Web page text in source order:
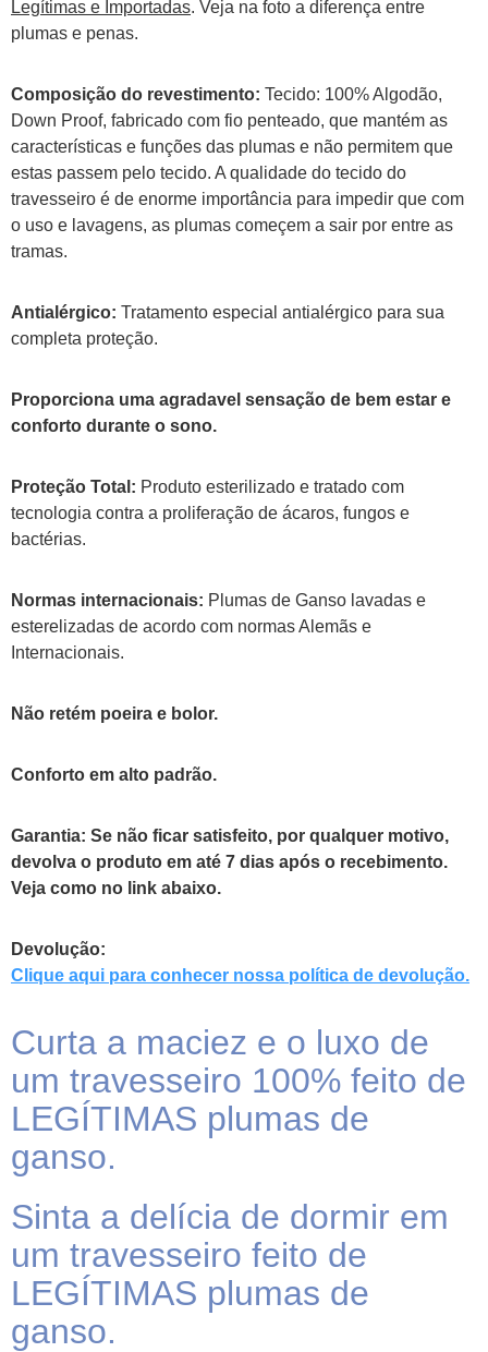
Legítimas e Importadas. Veja na foto a diferença entre
plumas e penas.
Composição do revestimento: Tecido: 100% Algodão,
Down Proof, fabricado com fio penteado, que mantém as
características e funções das plumas e não permitem que
estas passem pelo tecido. A qualidade do tecido do
travesseiro é de enorme importância para impedir que com
o uso e lavagens, as plumas começem a sair por entre as
tramas.
Antialérgico: Tratamento especial antialérgico para sua
completa proteção.
Proporciona uma agradavel sensação de bem estar e
conforto durante o sono.
Proteção Total: Produto esterilizado e tratado com
tecnologia contra a proliferação de ácaros, fungos e
bactérias.
Normas internacionais: Plumas de Ganso lavadas e
esterelizadas de acordo com normas Alemãs e
Internacionais.
Não retém poeira e bolor.
Conforto em alto padrão.
Garantia: Se não ficar satisfeito, por qualquer motivo,
devolva o produto em até 7 dias após o recebimento.
Veja como no link abaixo.
Devolução:
Clique aqui para conhecer nossa política de devolução.
Curta a maciez e o luxo de
um travesseiro 100% feito de
LEGÍTIMAS plumas de
ganso.
Sinta a delícia de dormir em
um travesseiro feito de
LEGÍTIMAS plumas de
ganso.